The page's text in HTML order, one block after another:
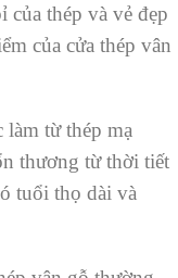
của thép và vẻ đẹp
của cửa thép vân
làm từ thép mạ
thương từ thời tiết
tuổi thọ dài và